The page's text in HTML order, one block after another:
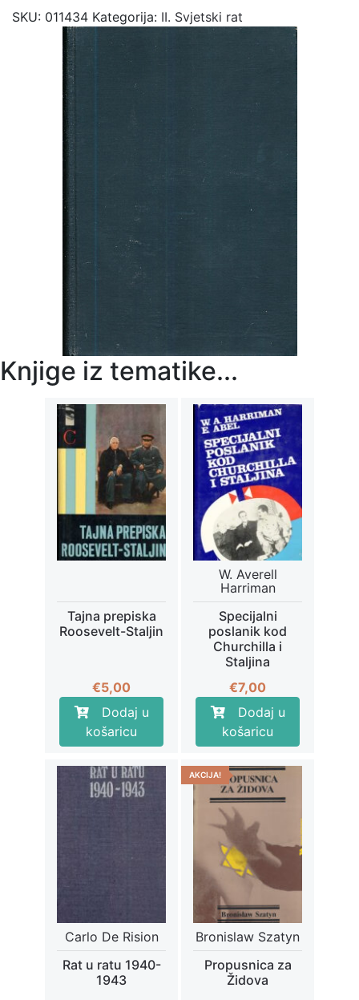
SKU: 011434 Kategorija: II. Svjetski rat
Knjige iz tematike...
Tajna prepiska
Roosevelt-Staljin
€5,00
Dodaj u
košaricu
W. Averell
Harriman
Specijalni
poslanik kod
Churchilla i
Staljina
€7,00
Dodaj u
košaricu
Carlo De Rision
Rat u ratu 1940-
1943
AKCIJA!
Bronislaw Szatyn
Propusnica za
Židova